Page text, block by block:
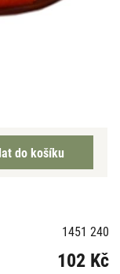
1451 240
102 Kč